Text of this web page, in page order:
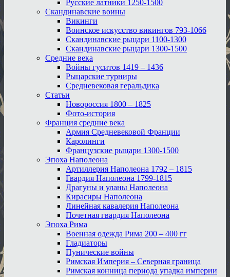
Русские латники 1250-1500
Скандинавские воины
Викинги
Воинское искусство викингов 793-1066
Скандинавские рыцари 1100-1300
Скандинавские рыцари 1300-1500
Средние века
Войны гуситов 1419 – 1436
Рыцарские турниры
Средневековая геральдика
Статьи
Новороссия 1800 – 1825
Фото-история
Франция средние века
Армия Средневековой Франции
Каролинги
Французские рыцари 1300-1500
Эпоха Наполеона
Артиллерия Наполеона 1792 – 1815
Гвардия Наполеона 1799-1815
Драгуны и уланы Наполеона
Кирасиры Наполеона
Линейная кавалерия Наполеона
Почетная гвардия Наполеона
Эпоха Рима
Военная одежда Рима 200 – 400 гг
Гладиаторы
Пунические войны
Римская Империя – Северная граница
Римская конница периода упадка империи